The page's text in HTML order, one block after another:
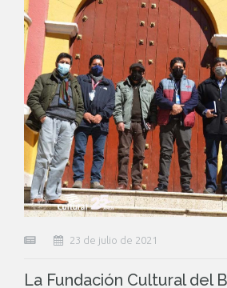
23 de julio de 2021
La Fundación Cultural del